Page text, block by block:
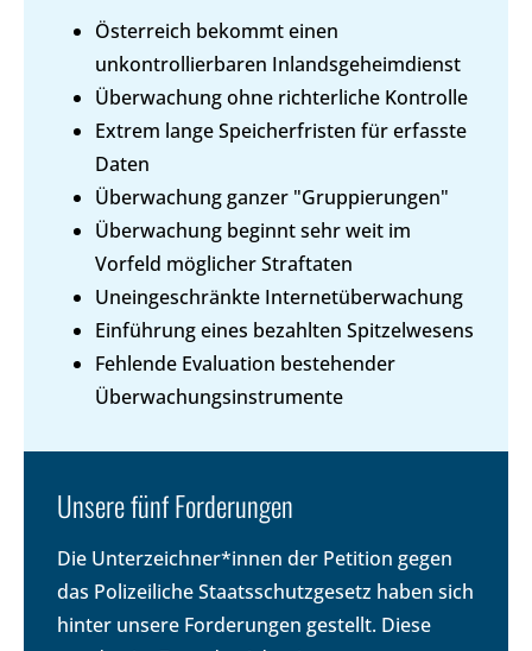
Österreich bekommt einen
unkontrollierbaren Inlandsgeheimdienst
Überwachung ohne richterliche Kontrolle
Extrem lange Speicherfristen für erfasste
Daten
Überwachung ganzer "Gruppierungen"
Überwachung beginnt sehr weit im
Vorfeld möglicher Straftaten
Uneingeschränkte Internetüberwachung
Einführung eines bezahlten Spitzelwesens
Fehlende Evaluation bestehender
Überwachungsinstrumente
Unsere fünf Forderungen
Die Unterzeichner*innen der Petition gegen
das Polizeiliche Staatsschutzgesetz haben sich
hinter unsere Forderungen gestellt. Diese